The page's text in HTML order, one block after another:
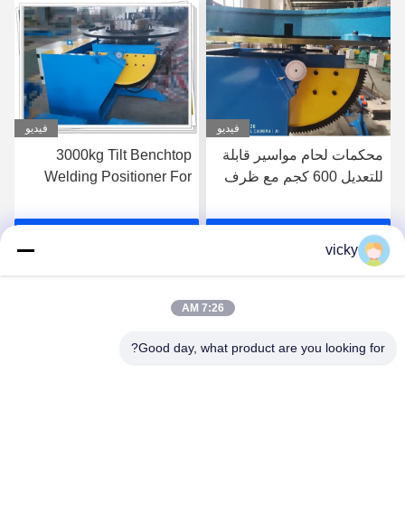
فيديو
محكمات لحام مواسير قابلة
للتعديل 600 كجم مع ظرف
احصل على افضل سعر
فيديو
3000kg Tilt Benchtop
Welding Positioner For
vicky
7:26 AM
Good day, what product are you looking for?